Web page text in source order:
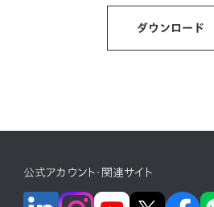
ダウンロード
公式アカウント・関連サイト